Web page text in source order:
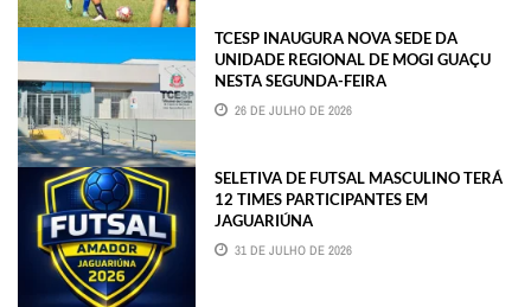
TCESP INAUGURA NOVA SEDE DA
UNIDADE REGIONAL DE MOGI GUAÇU
NESTA SEGUNDA-FEIRA
26 DE JULHO DE 2026
SELETIVA DE FUTSAL MASCULINO TERÁ
12 TIMES PARTICIPANTES EM
JAGUARIÚNA
31 DE JULHO DE 2026